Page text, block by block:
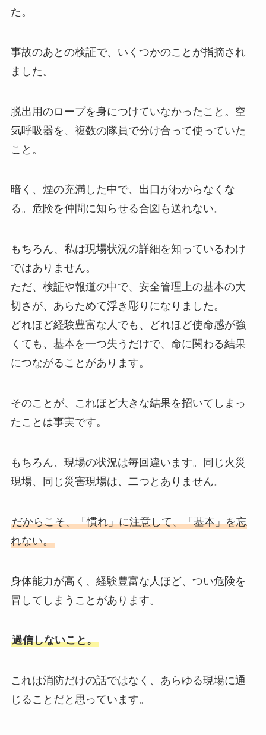
た。
事故のあとの検証で、いくつかのことが指摘され
ました。
脱出用のロープを身につけていなかったこと。空
気呼吸器を、複数の隊員で分け合って使っていた
こと。
暗く、煙の充満した中で、出口がわからなくな
る。危険を仲間に知らせる合図も送れない。
もちろん、私は現場状況の詳細を知っているわけ
ではありません。
ただ、検証や報道の中で、安全管理上の基本の大
切さが、あらためて浮き彫りになりました。
どれほど経験豊富な人でも、どれほど使命感が強
くても、基本を一つ失うだけで、命に関わる結果
につながることがあります。
そのことが、これほど大きな結果を招いてしまっ
たことは事実です。
もちろん、現場の状況は毎回違います。同じ火災
現場、同じ災害現場は、二つとありません。
だからこそ、「慣れ」に注意して、「基本」を忘
れない。
身体能力が高く、経験豊富な人ほど、つい危険を
冒してしまうことがあります。
過信しないこと。
これは消防だけの話ではなく、あらゆる現場に通
じることだと思っています。